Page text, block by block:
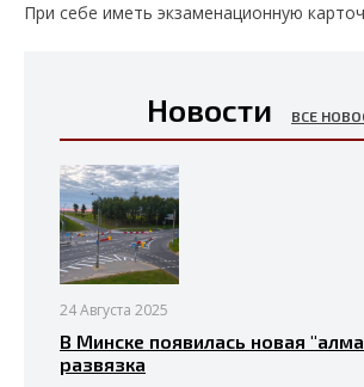
При себе иметь экзаменационную
Новости ВСЕ
24 Августа 2025
В Минске появилась новая
развязка